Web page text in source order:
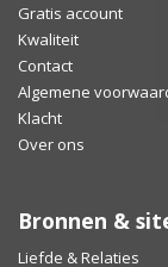
Gratis account
Kwaliteit
Contact
Algemene
Klacht
Over ons
Bronnen &
Liefde & Relaties